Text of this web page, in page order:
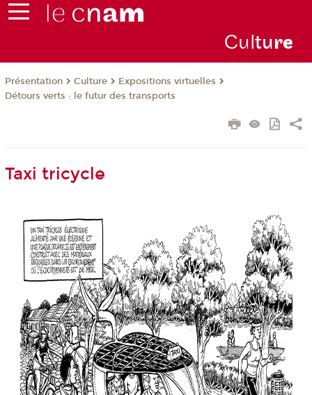
Culture
Présentation Culture
Expositions virtuelles
Détours verts : le futur des transports
Taxi tricycle